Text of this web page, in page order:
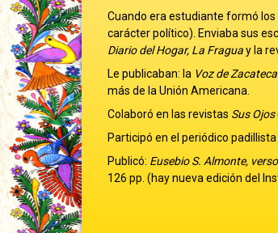
Cuando era estudiante formó los
carácter político). Enviaba sus
Diario del Hogar, La Fraguay la
Le publicaban: la Voz de
más de la Unión Americana.
Colaboró en las revistas Sus Ojos
Participó en el periódico padillista
Publicó: Eusebio S. Almonte,
126 pp. (hay nueva edición del